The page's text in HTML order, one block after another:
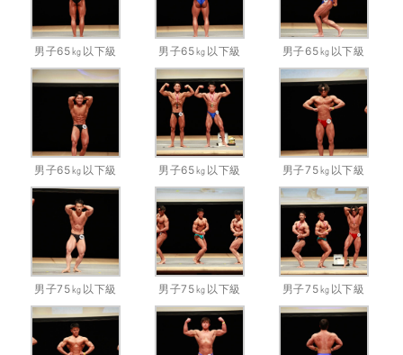
男子65㎏以下級 男子65㎏以下級 男子65㎏以下級
男子65㎏以下級 男子65㎏以下級 男子75㎏以下級
男子75㎏以下級 男子75㎏以下級 男子75㎏以下級